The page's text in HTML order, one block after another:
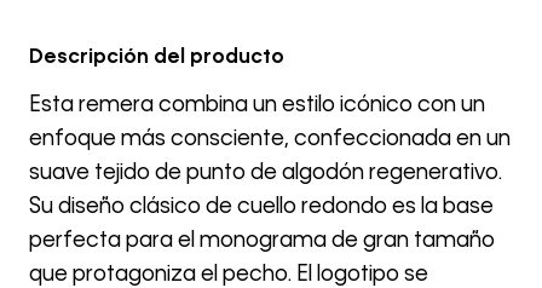
Descripción del producto
Esta remera combina un estilo icónico con un
enfoque más consciente, confeccionada en un
suave tejido de punto de algodón regenerativo.
Su diseño clásico de cuello redondo es la base
perfecta para el monograma de gran tamaño
que protagoniza el pecho. El logotipo se